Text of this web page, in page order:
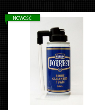
NOWOŚĆ